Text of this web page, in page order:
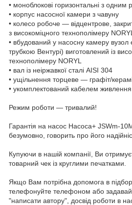
• моноблокові горизонтальні з
• корпус насосної камери з чавуну
• колесо робоче — відцентрове,
з високоміцного технополімеру NORYL
• вбудований у насосну камеру вузол
трубкою Вентурі) виготовлений із
технополімеру NORYL
• вал із неіржавкої сталі AISI 304
• ущільнення торцеве — графіт/
• укомплектований кабелем живлення
Режим роботи — тривалий!
Гарантія на насос Насоса+ JSWm-
безумовно, говорить про його
Купуючи в нашій компанії, Ви
товарний чек із круглими печатками.
Якщо Вам потрібна допомога в
телефонуйте телефоном або
"написати автору", досвід роботи в